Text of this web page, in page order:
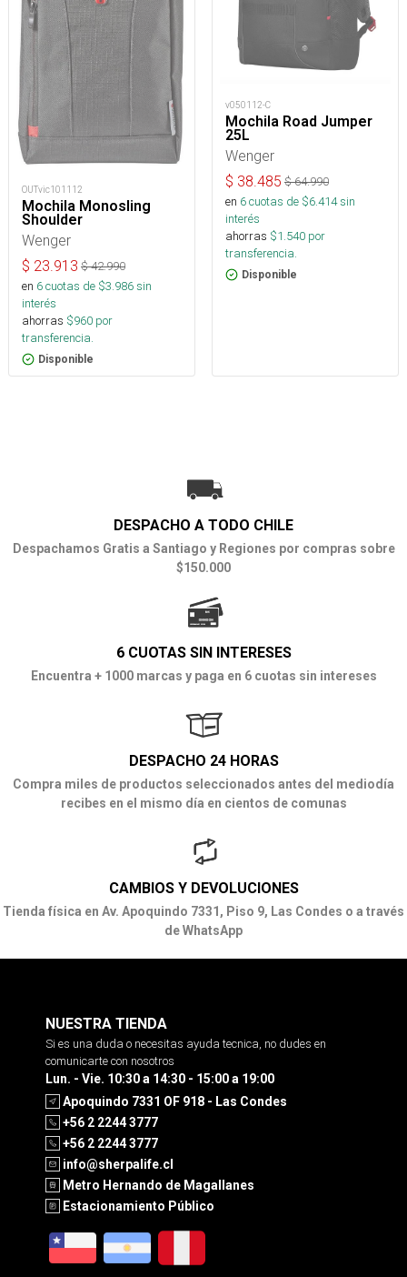
OUTvic101112
Mochila Monosling
Shoulder
Wenger
$ 23.913 $42.990
en 6cuotas de $3.986sin
interés
ahorras $960 por
transferencia.
Disponible
v050112-C
Mochila Road Jumper
25L
Wenger
$ 38.485 $64.990
en 6cuotas de $6.414sin
interés
ahorras $1.540 por
transferencia.
Disponible
DESPACHO A TODO CHILE
Despachamos Gratis a Santiago y Regiones por compras sobre
$150.000
6 CUOTAS SIN INTERESES
Encuentra + 1000 marcas y paga en 6 cuotas sin intereses
DESPACHO 24 HORAS
Compra miles de productos seleccionados antes del mediodía
recibes en el mismo día en cientos de comunas
CAMBIOS Y DEVOLUCIONES
Tienda física en Av. Apoquindo 7331, Piso 9, Las Condes o a través
de WhatsApp
NUESTRA TIENDA
Si es una duda o necesitas ayuda tecnica, no dudes en
comunicarte con nosotros
Lun. - Vie. 10:30 a 14:30 - 15:00 a 19:00
Apoquindo 7331 OF 918 - Las Condes
+56 2 2244 3777
+56 2 2244 3777
info@sherpalife.cl
Metro Hernando de Magallanes
Estacionamiento Público